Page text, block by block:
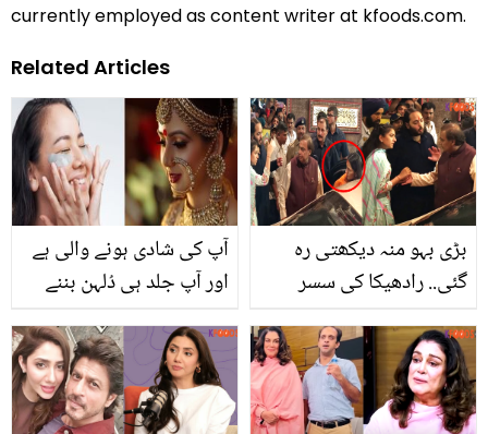
currently employed as content writer at kfoods.com.
Related Articles
آپ کی شادی ہونے والی ہے
اور آپ جلد ہی دُلہن بننے
ٹپس ضرور آزمائیں تاکہ آپ
کی شادی تک آپ کا چہرہ ہو
جائے چاند جیسا روشن
بڑی بہو منہ دیکھتی رہ
گئی.. رادھیکا کی سسر
ویڈیو وائرل